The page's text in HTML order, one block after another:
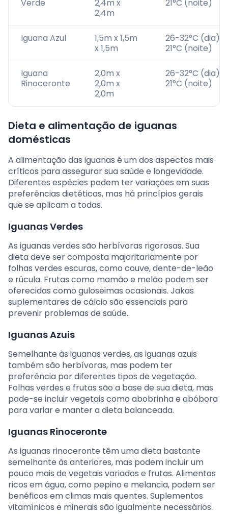
Verde
2,4m x
2,4m
21°C (noite)
Iguana Azul
1,5m x 1,5m
x 1,5m
26-32°C (dia),
21°C (noite)
Iguana
Rinoceronte
2,0m x
2,0m x
2,0m
26-32°C (dia),
21°C (noite)
Dieta e alimentação de iguanas
domésticas
A alimentação das iguanas é um dos aspectos mais
críticos para assegurar sua saúde e longevidade.
Diferentes espécies podem ter variações em suas
preferências dietéticas, mas há princípios gerais
que se aplicam a todas.
Iguanas Verdes
As iguanas verdes são herbívoras rigorosas. Sua
dieta deve ser composta majoritariamente por
folhas verdes escuras, como couve, dente-de-leão
e rúcula. Frutas como mamão e melão podem ser
oferecidas como guloseimas ocasionais. Jakas
suplementares de cálcio são essenciais para
prevenir problemas de saúde.
Iguanas Azuis
Semelhante às iguanas verdes, as iguanas azuis
também são herbívoras, mas podem ter
preferência por diferentes tipos de vegetação.
Folhas verdes e frutas são a base de sua dieta, mas
pode-se incluir vegetais como abobrinha e abóbora
para variar e manter a dieta balanceada.
Iguanas Rinoceronte
As iguanas rinoceronte têm uma dieta bastante
semelhante às anteriores, mas podem incluir um
pouco mais de vegetais variados e frutas. Alimentos
ricos em água, como pepino e melancia, podem ser
benéficos em climas mais quentes. Suplementos
vitamínicos e minerais são igualmente necessários.